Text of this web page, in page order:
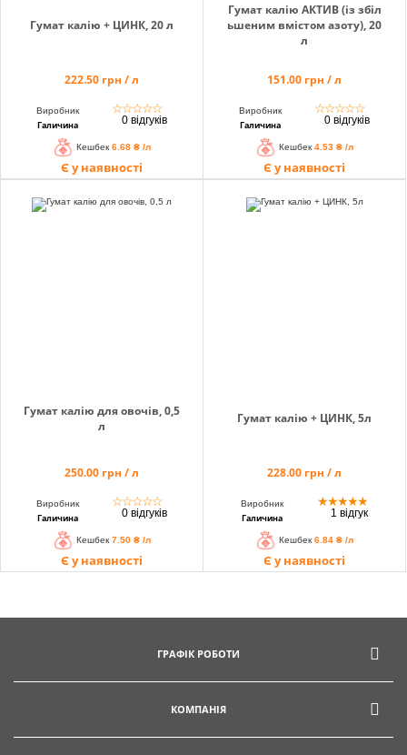
Гумат калію + ЦИНК, 20 л
222.50 грн / л
Виробник
Галичина
☆☆☆☆☆
0 відгуків
Кешбек 6.68 ₴ /л
Є у наявності
Гумат калію АКТИВ (із збіл
ьшеним вмістом азоту), 20
л
151.00 грн / л
Виробник
Галичина
☆☆☆☆☆
0 відгуків
Кешбек 4.53 ₴ /л
Є у наявності
Гумат калію для овочів, 0,5
л
250.00 грн / л
Виробник
Галичина
☆☆☆☆☆
0 відгуків
Кешбек 7.50 ₴ /л
Є у наявності
Гумат калію + ЦИНК, 5л
228.00 грн / л
Виробник
Галичина
★★★★★
1 відгук
Кешбек 6.84 ₴ /л
Є у наявності
ГРАФІК РОБОТИ
КОМПАНІЯ